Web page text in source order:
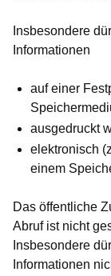
Insbesondere
Informationen
auf einer
ausgedruckt
elektronisch
einem
Das öffentliche
Abruf ist nicht
Insbesondere
Informationen